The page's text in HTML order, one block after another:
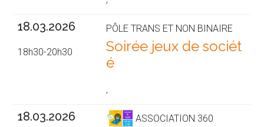
18.03.2026
18h30-20h30
PÔLE TRANS ET NON BINAIRE
Soirée jeux de sociét
é
,
18.03.2026 ASSOCIATION 360